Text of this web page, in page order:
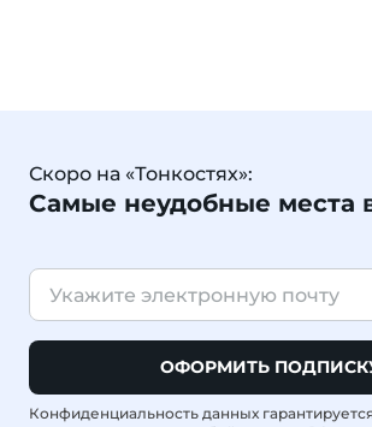
Скоро на «Тонкостях»:
Самые неудобные места
ОФОРМИТЬ
Конфиденциальность данных